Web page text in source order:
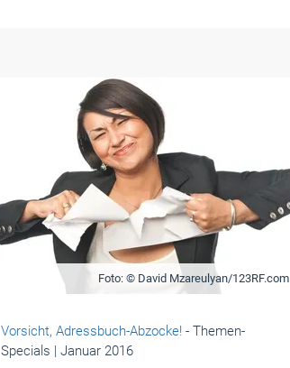
Foto: © David Mzareulyan/123RF.com
Vorsicht, Adressbuch-Abzocke! - Themen-
Specials | Januar 2016